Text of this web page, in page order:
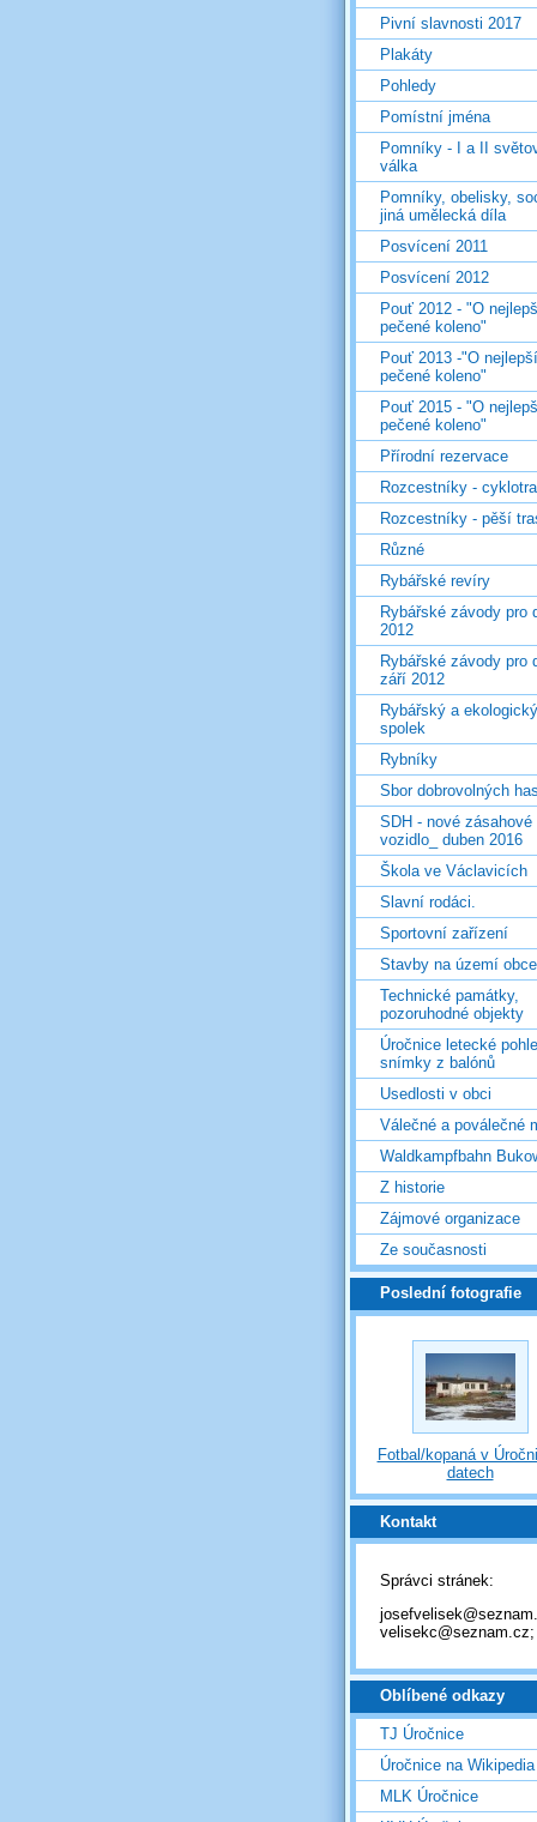
Pivní slavnosti 2017
Plakáty
Pohledy
Pomístní jména
Pomníky - I a II
válka
Pomníky, obelisky,
jiná umělecká díla
Posvícení 2011
Posvícení 2012
Pouť 2012 - "O
pečené koleno"
Pouť 2013 -"O nejlepší
pečené koleno"
Pouť 2015 - "O
pečené koleno"
Přírodní rezervace
Rozcestníky -
Rozcestníky - pěší
Různé
Rybářské revíry
Rybářské závody pro
2012
Rybářské závody pro
září 2012
Rybářský a ekologický
spolek
Rybníky
Sbor dobrovolných
SDH - nové zásahové
vozidlo_ duben 2016
Škola ve Václavicích
Slavní rodáci.
Sportovní zařízení
Stavby na území obce
Technické památky,
pozoruhodné objekty
Úročnice letecké
snímky z balónů
Usedlosti v obci
Válečné a poválečné
Waldkampfbahn
Z historie
Zájmové organizace
Ze současnosti
Poslední fotografie
Fotbal/kopaná v
datech
Kontakt
Správci stránek:
velisekc@seznam.cz;
Oblíbené odkazy
TJ Úročnice
Úročnice na Wikipedia
MLK Úročnice